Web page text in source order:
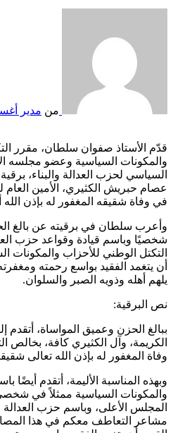
من مدير
قدّم الأستاذ صفوان سلطان، مقرر التكتل الوطني للأحزاب
والمكونات السياسية وعضو مجلسه
السياسي لحزب العدالة والبناء،
عصام حبريش الكثيري، الأمين
في وفاة شقيقه المغفور له بإذن الله
وأعرب سلطان في برقيته عن بالغ
شخصيًا وباسم قيادة وقواعد حزب
التكتل الوطني للأحزاب والمكونات
أن يتغمد الفقيد بواسع رحمته
يلهم أهله وذويه الصبر والسلوان.
نص البرقية:
ببالغ الحزن وعميق المواساة،
الكريمة، وآل الكثيري كافة، بخالص
وفاة المغفور له بإذن الله تعالى
وبهذه المناسبة الأليمة، أتقدم أيضًا
والمكونات السياسية ممثلاً في
المجلس الأعلى، وباسم حزب العدالة
مشاعر التعاطف معكم في هذا